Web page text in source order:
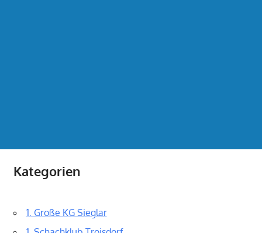
Kategorien
1. Große KG Sieglar